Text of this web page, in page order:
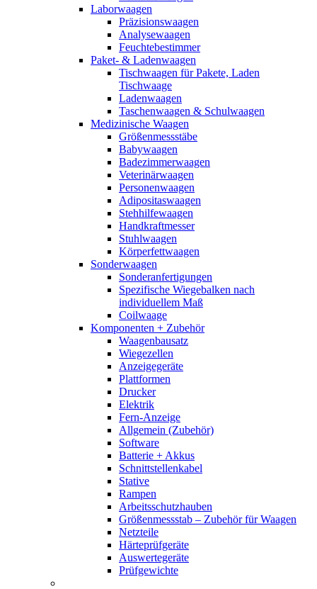
Laborwaagen
Präzisionswaagen
Analysewaagen
Feuchtebestimmer
Paket- & Ladenwaagen
Tischwaagen für Pakete, Laden
Tischwaage
Ladenwaagen
Taschenwaagen & Schulwaagen
Medizinische Waagen
Größenmessstäbe
Babywaagen
Badezimmerwaagen
Veterinärwaagen
Personenwaagen
Adipositaswaagen
Stehhilfewaagen
Handkraftmesser
Stuhlwaagen
Körperfettwaagen
Sonderwaagen
Sonderanfertigungen
Spezifische Wiegebalken nach
individuellem Maß
Coilwaage
Komponenten + Zubehör
Waagenbausatz
Wiegezellen
Anzeigegeräte
Plattformen
Drucker
Elektrik
Fern-Anzeige
Allgemein (Zubehör)
Software
Batterie + Akkus
Schnittstellenkabel
Stative
Rampen
Arbeitsschutzhauben
Größenmessstab – Zubehör für Waagen
Netzteile
Härteprüfgeräte
Auswertegeräte
Prüfgewichte